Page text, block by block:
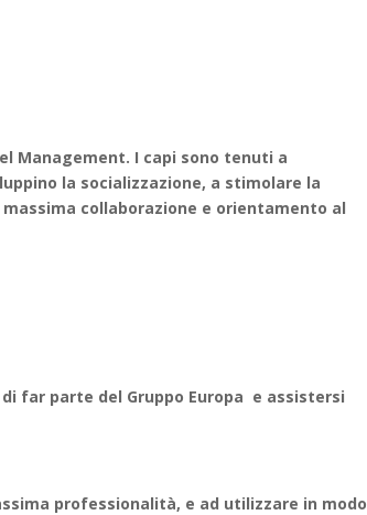
Management. I capi sono tenuti a
la socializzazione, a stimolare la
collaborazione e orientamento al
far parte del Gruppo Europa e assistersi
professionalità, e ad utilizzare in modo